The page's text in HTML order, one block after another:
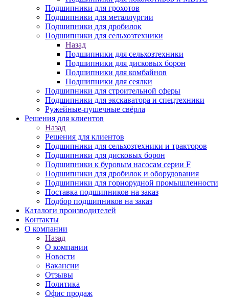
Подшипники для грохотов
Подшипники для металлургии
Подшипники для дробилок
Подшипники для сельхозтехники
Назад
Подшипники для сельхозтехники
Подшипники для дисковых борон
Подшипники для комбайнов
Подшипники для сеялки
Подшипники для строительной сферы
Подшипники для экскаватора и спецтехники
Ружейные-пушечные свёрла
Решения для клиентов
Назад
Решения для клиентов
Подшипники для сельхозтехники и тракторов
Подшипники для дисковых борон
Подшипники к буровым насосам серии F
Подшипники для дробилок и оборудования
Подшипники для горнорудной промышленности
Поставка подшипников на заказ
Подбор подшипников на заказ
Каталоги производителей
Контакты
О компании
Назад
О компании
Новости
Вакансии
Отзывы
Политика
Офис продаж